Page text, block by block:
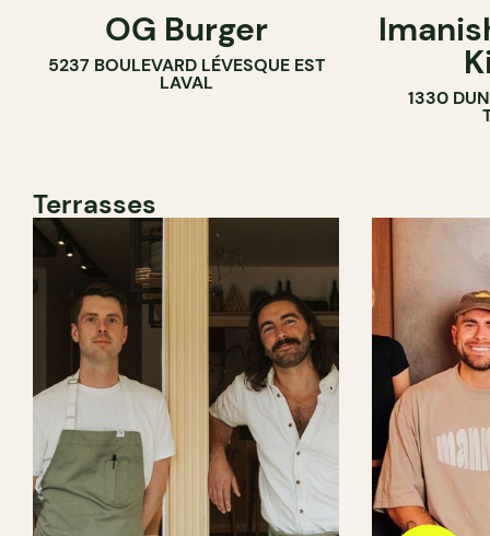
OG Burger
5237 BOULEVARD LÉVESQUE EST
LAVAL
1330
Terrasses